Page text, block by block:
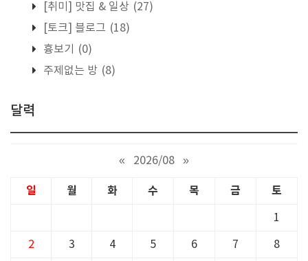
[취미] 맛집 & 일상 (27)
[토크] 블로그 (18)
흉보기
(0)
주제없는 방 (8)
달력
« 2026/08 »
일 월 화 수 목 금 토
1
2 3 4 5 6 7 8